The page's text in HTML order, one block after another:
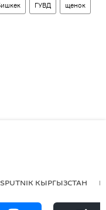
ГУВД щенок
КЫРГЫЗСТАН